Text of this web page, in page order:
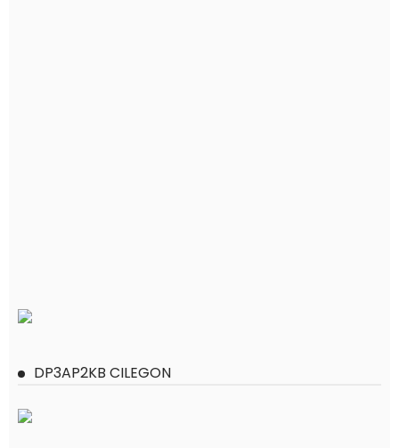
DP3AP2KB CILEGON